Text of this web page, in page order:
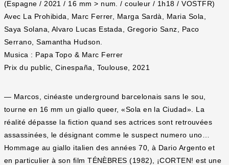
(Espagne / 2021 / 16 mm > num. / couleur / 1h18 / VOSTFR)
Avec La Prohibida, Marc Ferrer, Marga Sardà, Maria Sola,
Saya Solana, Alvaro Lucas Estada, Gregorio Sanz, Paco
Serrano, Samantha Hudson.
Musica : Papa Topo & Marc Ferrer
Prix du public, Cinespaña, Toulouse, 2021
— Marcos, cinéaste underground barcelonais sans le sou,
tourne en 16 mm un giallo queer, «Sola en la Ciudad». La
réalité dépasse la fiction quand ses actrices sont retrouvées
assassinées, le désignant comme le suspect numero uno…
Hommage au giallo italien des années 70, à Dario Argento et
en particulier à son film TÉNÈBRES (1982), ¡CORTEN! est une